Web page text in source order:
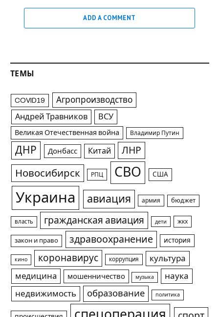
ADD A COMMENT
ТЕМЫ
COVID19 Агропроизводство
Андрей Травников ВСУ
Великая Отечественная война Владимир Путин
ДНР Донбасс Китай ЛНР
Новосибирск РПЦ СВО США
Украина авиация армия бюджет
власть гражданская авиация дети жкх
закон и право здравоохранение история
кино коронавирус коррупция
культура
медицина
мошенничество музыка
наука
недвижимость
образование политика